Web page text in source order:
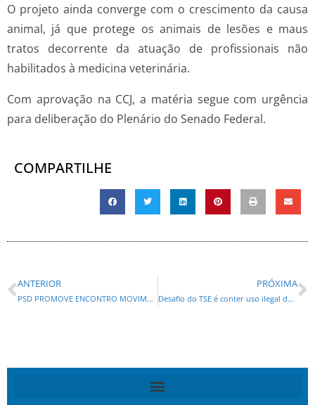
O projeto ainda converge com o crescimento da causa
animal, já que protege os animais de lesões e maus
tratos decorrente da atuação de profissionais não
habilitados à medicina veterinária.
Com aprovação na CCJ, a matéria segue com urgência
para deliberação do Plenário do Senado Federal.
COMPARTILHE
ANTERIOR
PSD PROMOVE ENCONTRO MOVIMENTADO EM PIRAQUARA E SEGUE PARA DOIS VIZINHOS
PRÓXIMA
Desafio do TSE é conter uso ilegal de IA na eleição, diz Nunes Marques